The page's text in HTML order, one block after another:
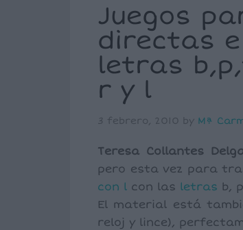
Juegos
directas
letras
r y l
3 febrero, 2010 by Mª
Teresa Collantes
pero esta vez para
con l con las letras b,
El material está
reloj y lince),